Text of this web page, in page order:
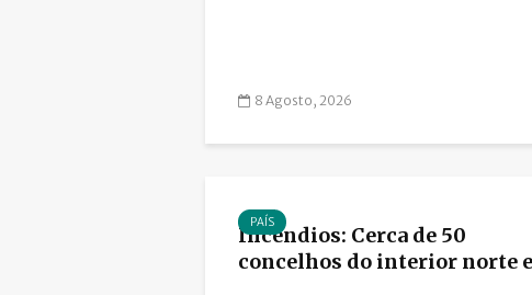
8 Agosto, 2026
PAÍS
Incêndios: Cerca de 50
concelhos do interior norte